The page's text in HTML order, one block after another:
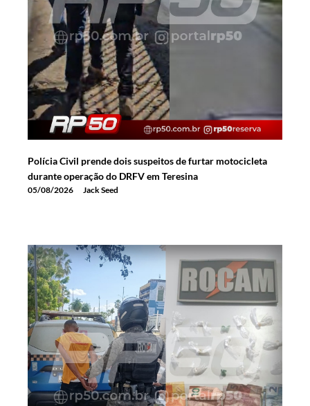
Polícia Civil prende dois suspeitos de furtar motocicleta
durante operação do DRFV em Teresina
05/08/2026 Jack Seed